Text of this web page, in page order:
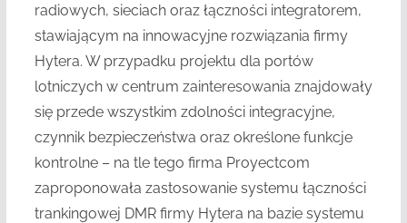
radiowych, sieciach oraz łączności integratorem,
stawiającym na innowacyjne rozwiązania firmy
Hytera. W przypadku projektu dla portów
lotniczych w centrum zainteresowania znajdowały
się przede wszystkim zdolności integracyjne,
czynnik bezpieczeństwa oraz określone funkcje
kontrolne – na tle tego firma Proyectcom
zaproponowała zastosowanie systemu łączności
trankingowej DMR firmy Hytera na bazie systemu